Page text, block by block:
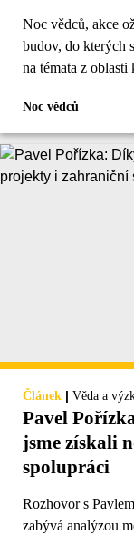
Noc vědců, akce
budov, do kterých
na témata z oblasti
Noc vědců
Článek | Věda a
Pavel
jsme získali
spolupráci
Rozhovor s
zabývá analýzou